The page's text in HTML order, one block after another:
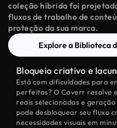
coleção híbrida foi
fluxos de trabalho de
proteção da sua marca.
Explore a Biblioteca
Bloqueio criativo e
Está com dificuldades para
perfeitas? O Coverr resolve
reais selecionadas e
pode desbloquear seu fluxo
necessidades visuais em